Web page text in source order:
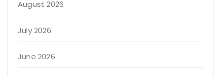
August 2026
July 2026
June 2026